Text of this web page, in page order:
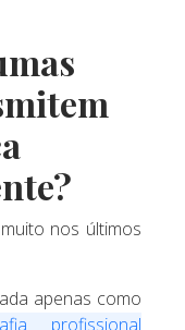
nos últimos
apenas como
profissional